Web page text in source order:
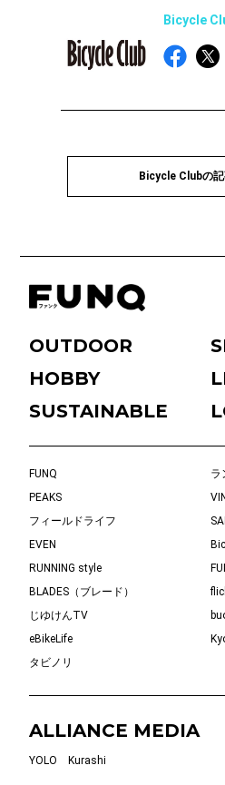
Bicycle
Bicycle Clubの
OUTDOOR
HOBBY
SUSTAINABLE
FUNQ
ラ
PEAKS
フィールドライフ
EVEN
RUNNING style
BLADES（ブレード）
じゆけんTV
eBikeLife
タビノリ
ALLIANCE MEDIA
YOLO Kurashi